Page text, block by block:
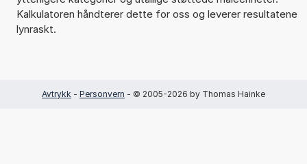
Kalkulatoren håndterer dette for oss og leverer resultatene
lynraskt.
Avtrykk - Personvern - © 2005-2026 by Thomas Hainke